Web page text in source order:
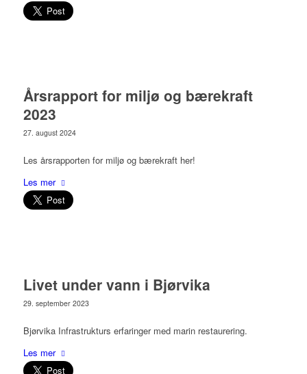
Årsrapport for miljø og bærekraft
2023
27. august 2024
Les årsrapporten for miljø og bærekraft her!
Les mer
Livet under vann i Bjørvika
29. september 2023
Bjørvika Infrastrukturs erfaringer med marin restaurering.
Les mer